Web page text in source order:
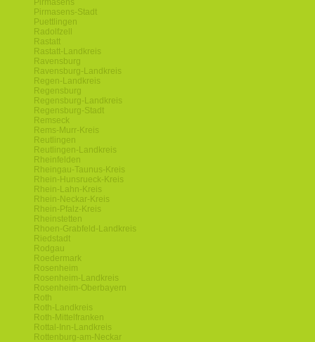
Pirmasens
Pirmasens-Stadt
Puettlingen
Radolfzell
Rastatt
Rastatt-Landkreis
Ravensburg
Ravensburg-Landkreis
Regen-Landkreis
Regensburg
Regensburg-Landkreis
Regensburg-Stadt
Remseck
Rems-Murr-Kreis
Reutlingen
Reutlingen-Landkreis
Rheinfelden
Rheingau-Taunus-Kreis
Rhein-Hunsrueck-Kreis
Rhein-Lahn-Kreis
Rhein-Neckar-Kreis
Rhein-Pfalz-Kreis
Rheinstetten
Rhoen-Grabfeld-Landkreis
Riedstadt
Rodgau
Roedermark
Rosenheim
Rosenheim-Landkreis
Rosenheim-Oberbayern
Roth
Roth-Landkreis
Roth-Mittelfranken
Rottal-Inn-Landkreis
Rottenburg-am-Neckar